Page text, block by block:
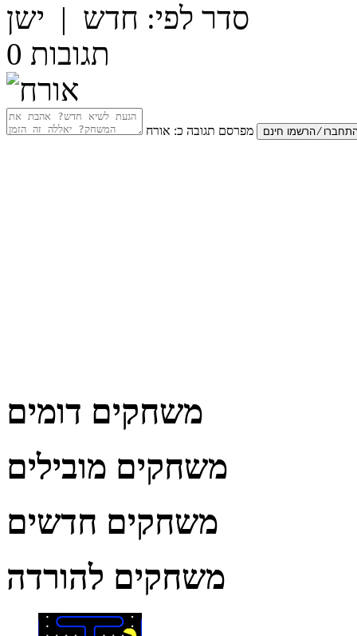
סדר לפי: חדש | ישן
0 תגובות
מפרסם תגובה כ: אורח
משחקים דומים
משחקים מובילים
משחקים חדשים
משחקים להורדה